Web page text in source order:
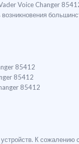
Voice Changer
85412
85412
85412
К сожалению